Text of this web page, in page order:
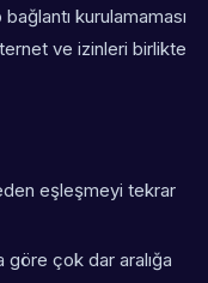
kurulamaması
ve izinleri birlikte
eşleşmeyi tekrar
çok dar aralığa